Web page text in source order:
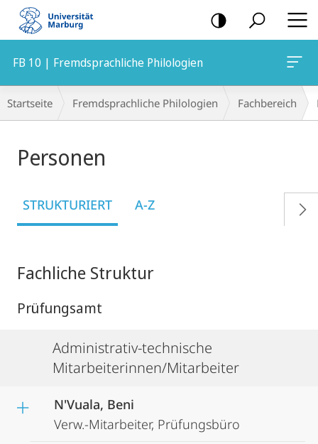
Mobile-
Navigation
FB 10 | Fremdsprachliche Philologien
Breadcrumb-
Navigation
Startseite Fremdsprachliche Philologien Fachbereich
Personen
STRUKTURIERT A-Z
Fachliche Struktur
Prüfungsamt
Administrativ-technische
Mitarbeiterinnen/Mitarbeiter
N'Vuala, Beni
Verw.-Mitarbeiter, Prüfungsbüro